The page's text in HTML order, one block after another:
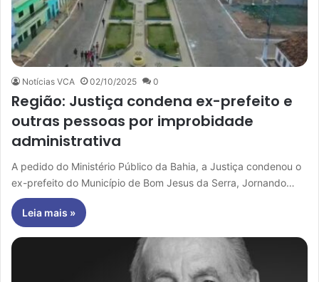
Notícias VCA 02/10/2025 0
Região: Justiça condena ex-prefeito e
outras pessoas por improbidade
administrativa
A pedido do Ministério Público da Bahia, a Justiça condenou o
ex-prefeito do Município de Bom Jesus da Serra, Jornando…
Leia mais »